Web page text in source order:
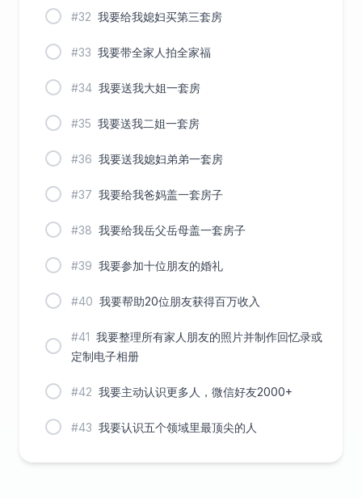
#32 我要给我媳妇买第三套房
#33 我要带全家人拍全家福
#34 我要送我大姐一套房
#35 我要送我二姐一套房
#36 我要送我媳妇弟弟一套房
#37 我要给我爸妈盖一套房子
#38 我要给我岳父岳母盖一套房子
#39 我要参加十位朋友的婚礼
#40 我要帮助20位朋友获得百万收入
#41 我要整理所有家人朋友的照片并制作回忆录或
定制电子相册
#42 我要主动认识更多人，微信好友2000+
#43 我要认识五个领域里最顶尖的人